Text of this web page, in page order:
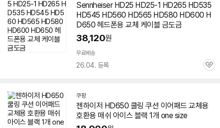
Sennheiser HD25 HD25-1 HD265 HD535
HD545 HD560 HD565 HD580 HD600 H
D650 헤드폰용 교체 케이블 금도금
38,120원
무료배송
26.04. 등록
관
쿠팡
젠하이저 HD650 쿨링 쿠션 이어패드 교체용
호환용 매쉬 아이스 블랙 1개 one size